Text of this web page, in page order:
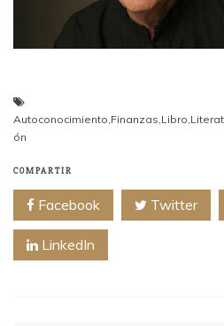
Autoconocimiento Finanzas Libro
ón
COMPARTIR
Facebook Twitter
LinkedIn